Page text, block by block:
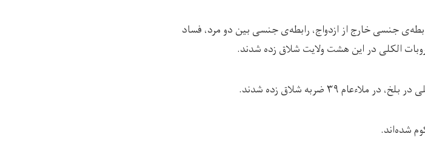
جنسی خارج از ازدواج، رابطه‌ی جنسی بین دو مرد، فساد
الکلی در این هشت ولایت شلاق زده شدند.
شده‌اند.